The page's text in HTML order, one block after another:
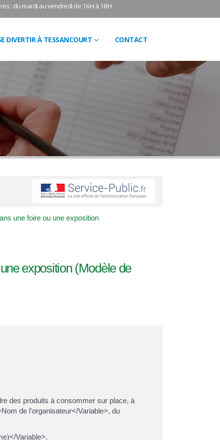
: du mardi au vendredi de 16H à 18H
DIVERTIR À TESSANCOURT CONTACT
une foire ou une exposition
exposition (Modèle de
des produits à consommer sur place, à
de l'organisateur</Variable>, du
Variable>.